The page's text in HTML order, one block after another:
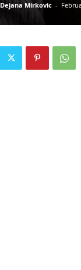
Dejana Mirkovic -